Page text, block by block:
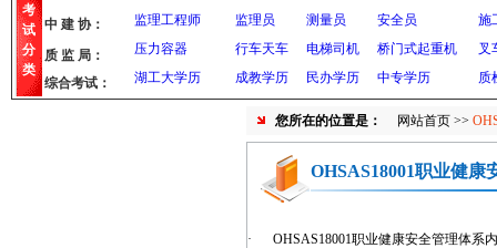
考
试
分
类
监理工程师
监理员 测量员 安全员
施
压力容器
行车天车 电梯司机 桥门式起重机
叉
湖工大学历
成教学历 民办学历 中专学历 质
中 建 协：
质 监 局：
综合考试：
您所在的位置是： 网站首页 >>
OHSAS18001职业健康
· OHSAS18001职业健康安全管理体系